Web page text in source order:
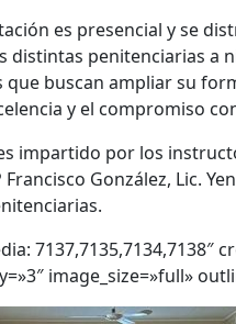
es presencial y se
distintas penitenciarias a
buscan ampliar su
y el compromiso
impartido por los
González, Lic.
7137,7135,7134,7138″
image_size=»full»